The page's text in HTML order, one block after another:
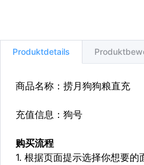
Produktdetails
商品名称：捞月狗狗粮直充
充值信息：狗号
购买流程
1. 根据页面提示选择你想要的